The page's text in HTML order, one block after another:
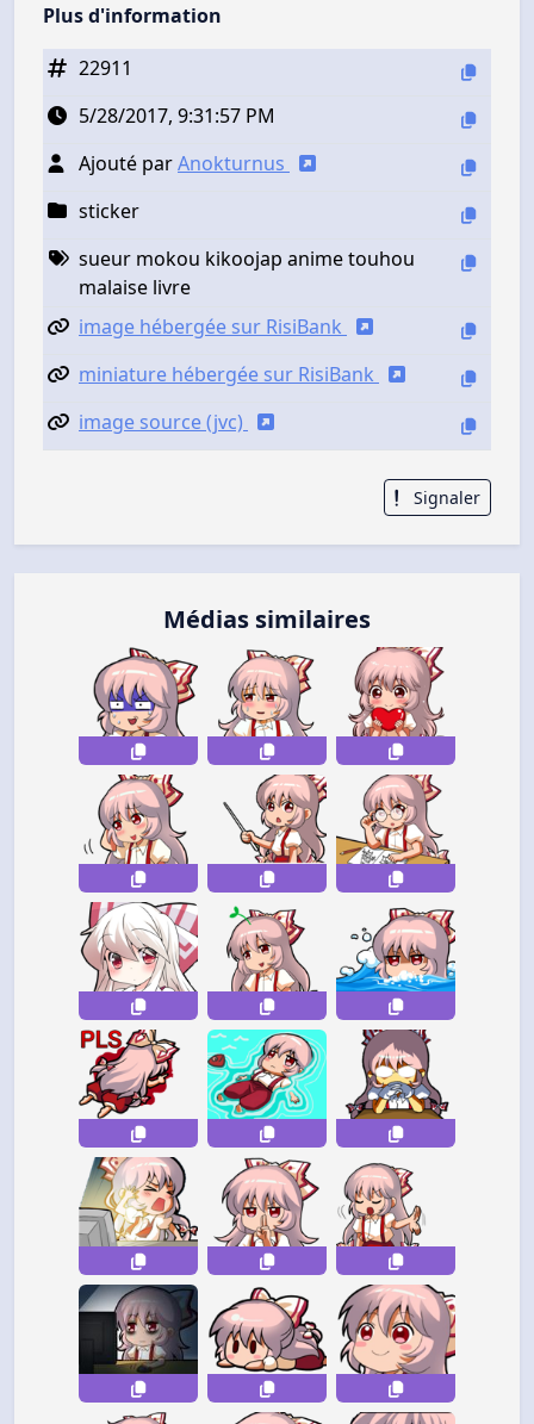
Plus d'information
22911
5/28/2017, 9:31:57 PM
Ajouté parAnokturnus
sticker
sueur mokou kikoojap anime touhou
malaise livre
image hébergée sur RisiBank
miniature hébergée sur RisiBank
image source (jvc)
Signaler
Médias similaires